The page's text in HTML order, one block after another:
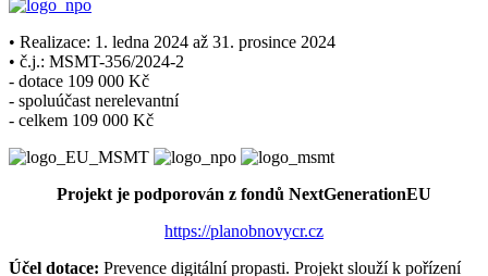
• Realizace: 1. ledna 2024 až 31. prosince 2024
• č.j.: MSMT-356/2024-2
- dotace 109 000 Kč
- spoluúčast nerelevantní
- celkem 109 000 Kč
Projekt je podporován z fondů NextGenerationEU
https://planobnovycr.cz
Účel dotace: Prevence digitální propasti. Projekt slouží k pořízení